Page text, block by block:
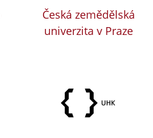
Česká zemědělská
univerzita v Praze